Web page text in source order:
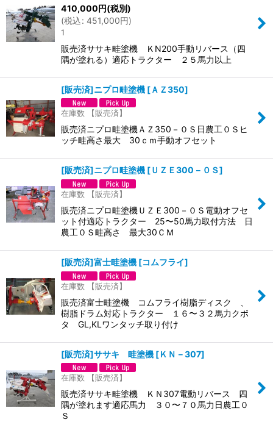
410,000円(税別)
(税込: 451,000円)
1
販売済ササキ畦塗機 ＫN200手動リバース（四
隅が塗れる）適応トラクター ２５馬力以上
[販売済]ニプロ畦塗機 [ＡＺ350]
在庫数 【販売済】
販売済ニプロ畦塗機ＡＺ350－０Ｓ日農工０Ｓヒ
ッチ畦高さ最大 30ｃｍ手動オフセット
[販売済]ニプロ畦塗機 [ＵＺＥ300－０Ｓ]
在庫数 【販売済】
販売済ニプロ畦塗機ＵＺＥ300－０Ｓ電動オフセ
ット付適応トラクター 25〜50馬力取付方法 日
農工０Ｓ畦高さ 最大30ＣＭ
[販売済]富士畦塗機 [コムフライ]
在庫数 【販売済】
販売済富士畦塗機 コムフライ樹脂ディスク 、
樹脂ドラム対応トラクター １６〜３２馬力クボ
タ GL,KLワンタッチ取り付け
[販売済]ササキ 畦塗機 [ＫＮ－307]
在庫数 【販売済】
販売済ササキ畦塗機 ＫＮ307電動リバース 四
隅が塗れます適応馬力 ３０〜７０馬力日農工０
Ｓ